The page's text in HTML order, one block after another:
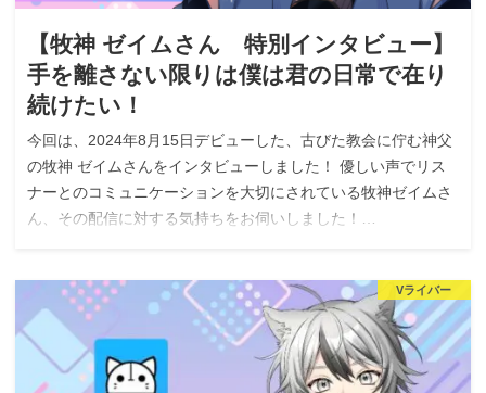
【牧神 ゼイムさん 特別インタビュー】
手を離さない限りは僕は君の日常で在り
続けたい！
今回は、2024年8月15日デビューした、古びた教会に佇む神父
の牧神 ゼイムさんをインタビューしました！ 優しい声でリス
ナーとのコミュニケーションを大切にされている牧神ゼイムさ
ん、その配信に対する気持ちをお伺いしました！…
Vライバー